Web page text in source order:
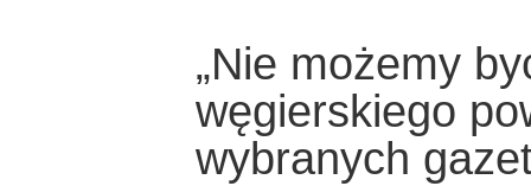
„Nie możemy
węgierskiego
wybranych